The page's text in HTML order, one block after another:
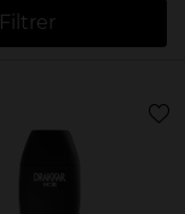
Filtrer